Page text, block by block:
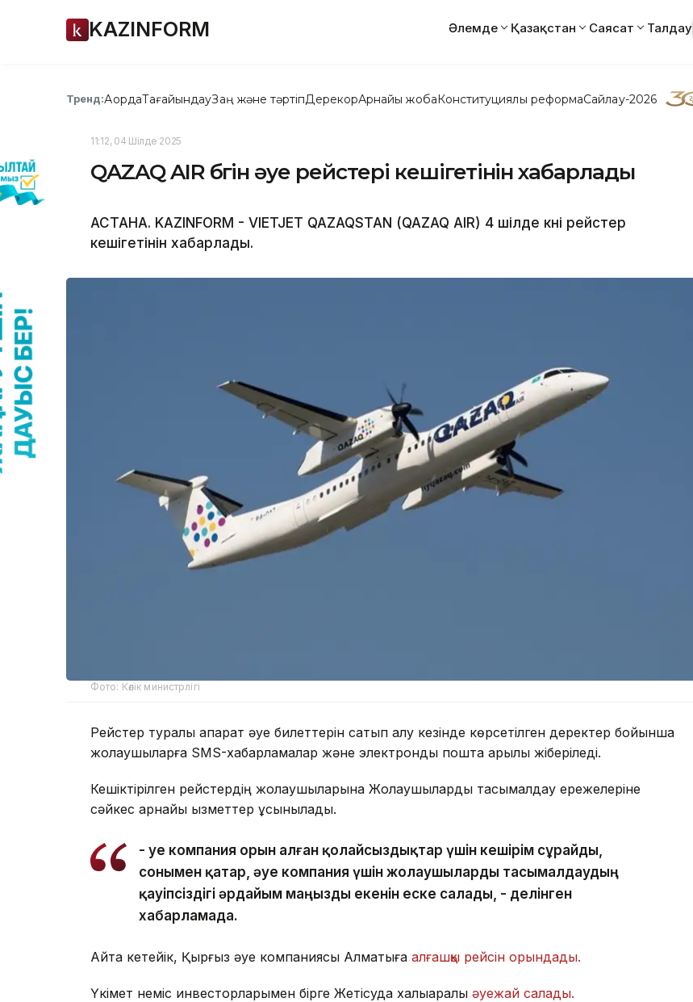
KAZINFORM Әлемде Қазақстан Саясат Талдау
Тренд:АқордаТағайындауЗаң және тәртіпДерекқорАрнайы жобаКонституциялық реформаСайлау-2026
11:12, 04 Шілде 2025
QAZAQ AIR бүгін әуе рейстері кешігетінін хабарлады
АСТАНА. KAZINFORM - VIETJET QAZAQSTAN (QAZAQ AIR) 4 шілде күні рейстер
кешігетінін хабарлады.
Фото: Көлік министрлігі
Рейстер туралы ақпарат әуе билеттерін сатып алу кезінде көрсетілген деректер бойынша
жолаушыларға SMS-хабарламалар және электрондық пошта арқылы жіберіледі.
Кешіктірілген рейстердің жолаушыларына Жолаушыларды тасымалдау ережелеріне
сәйкес арнайы қызметтер ұсынылады.
- Әуе компания орын алған қолайсыздықтар үшін кешірім сұрайды,
сонымен қатар, әуе компания үшін жолаушыларды тасымалдаудың
қауіпсіздігі әрдайым маңызды екенін еске салады, - делінген
хабарламада.
Айта кетейік, Қырғыз әуе компаниясы Алматыға алғашқы рейсін орындады.
Үкімет неміс инвесторларымен бірге Жетісуда халықаралық әуежай салады.